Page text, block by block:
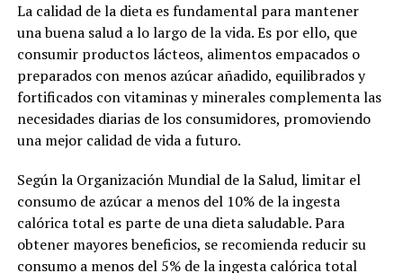
La calidad de la dieta es fundamental para mantener
una buena salud a lo largo de la vida. Es por ello, que
consumir productos lácteos, alimentos empacados o
preparados con menos azúcar añadido, equilibrados y
fortificados con vitaminas y minerales complementa las
necesidades diarias de los consumidores, promoviendo
una mejor calidad de vida a futuro.
Según la Organización Mundial de la Salud, limitar el
consumo de azúcar a menos del 10% de la ingesta
calórica total es parte de una dieta saludable. Para
obtener mayores beneficios, se recomienda reducir su
consumo a menos del 5% de la ingesta calórica total